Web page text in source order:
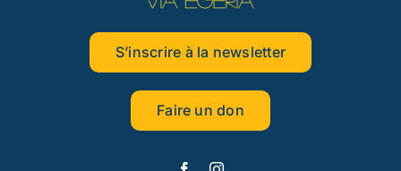
S’inscrire à la newsletter
Faire un don